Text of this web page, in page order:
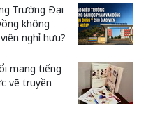
Trường Đại
không
nghỉ hưu?
mang tiếng
vẽ truyền